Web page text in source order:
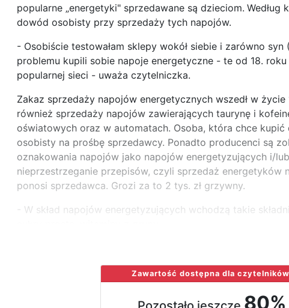
popularne „energetyki" sprzedawane są dzieciom. Według
dowód osobisty przy sprzedaży tych napojów.
- Osobiście testowałam sklepy wokół siebie i zarówno
problemu kupili sobie napoje energetyczne - te od 18.
popularnej sieci - uważa czytelniczka.
Zakaz sprzedaży napojów energetycznych wszedł w
również sprzedaży napojów zawierających taurynę i
oświatowych oraz w automatach. Osoba, która chce
osobisty na prośbę sprzedawcy. Ponadto producenci są
oznakowania napojów jako napojów energetyzujących i/
nieprzestrzeganie przepisów, czyli sprzedaż energetyków
ponosi sprzedawca. Grozi za to 2 tys. zł grzywny.
- W skład napojów energetyzujących wchodzą takie
Zawartość dostępna dla
80%